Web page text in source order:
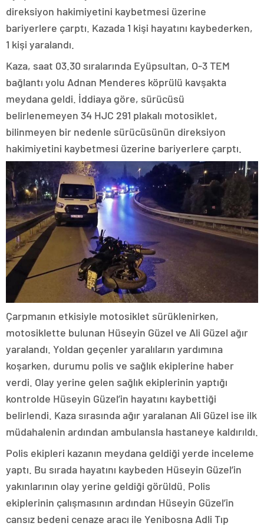
direksiyon hakimiyetini kaybetmesi üzerine
bariyerlere çarptı. Kazada 1 kişi hayatını kaybederken,
1 kişi yaralandı.
Kaza, saat 03.30 sıralarında Eyüpsultan, O-3 TEM
bağlantı yolu Adnan Menderes köprülü kavşakta
meydana geldi. İddiaya göre, sürücüsü
belirlenemeyen 34 HJC 291 plakalı motosiklet,
bilinmeyen bir nedenle sürücüsünün direksiyon
hakimiyetini kaybetmesi üzerine bariyerlere çarptı.
Çarpmanın etkisiyle motosiklet sürüklenirken,
motosiklette bulunan Hüseyin Güzel ve Ali Güzel ağır
yaralandı. Yoldan geçenler yaralıların yardımına
koşarken, durumu polis ve sağlık ekiplerine haber
verdi. Olay yerine gelen sağlık ekiplerinin yaptığı
kontrolde Hüseyin Güzel’in hayatını kaybettiği
belirlendi. Kaza sırasında ağır yaralanan Ali Güzel ise ilk
müdahalenin ardından ambulansla hastaneye kaldırıldı.
Polis ekipleri kazanın meydana geldiği yerde inceleme
yaptı. Bu sırada hayatını kaybeden Hüseyin Güzel’in
yakınlarının olay yerine geldiği görüldü. Polis
ekiplerinin çalışmasının ardından Hüseyin Güzel’in
cansız bedeni cenaze aracı ile Yenibosna Adli Tıp